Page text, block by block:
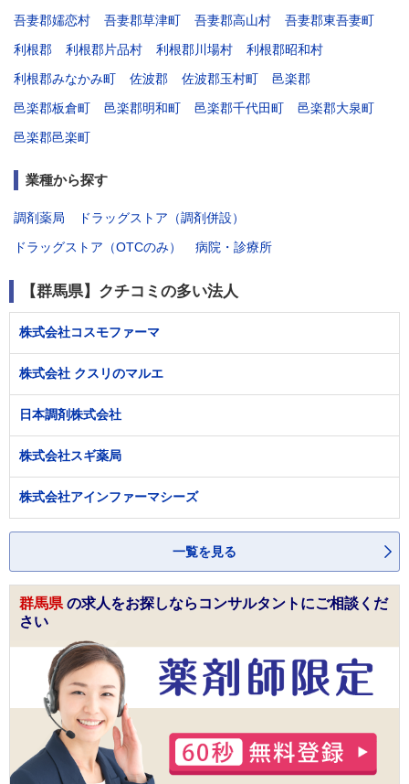
吾妻郡嬬恋村
吾妻郡草津町 吾妻郡高山村
吾妻郡東吾妻町
利根郡
利根郡片品村 利根郡川場村
利根郡昭和村
利根郡みなかみ町
佐波郡 佐波郡玉村町
邑楽郡
邑楽郡板倉町
邑楽郡明和町 邑楽郡千代田町
邑楽郡大泉町
邑楽郡邑楽町
業種から探す
調剤薬局
ドラッグストア（調剤併設）
ドラッグストア（OTCのみ）
病院・診療所
【群馬県】クチコミの多い法人
株式会社コスモファーマ
株式会社 クスリのマルエ
日本調剤株式会社
株式会社スギ薬局
株式会社アインファーマシーズ
一覧を見る
群馬県 の求人をお探しならコンサルタントにご相談くだ
さい